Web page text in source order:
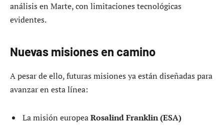
análisis en Marte, con limitaciones tecnológicas
evidentes.
Nuevas misiones en camino
A pesar de ello, futuras misiones ya están diseñadas para
avanzar en esta línea:
La misión europeaRosalind Franklin (ESA)